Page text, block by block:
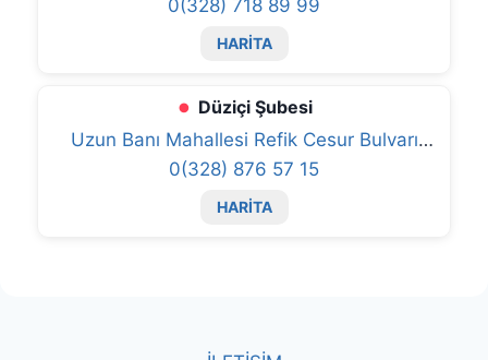
Denizbank Blok No:31/2 Kadi rli/Osmaniye
0(328) 718 89 99
HARİTA
Düziçi Şubesi
Uzun Banı Mahallesi Refik Cesur Bulvarı
No:177A Düziçi/Osman iye
0(328) 876 57 15
HARİTA